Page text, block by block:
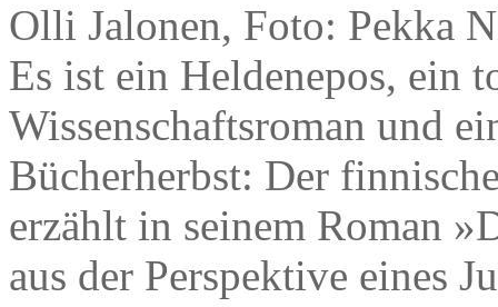
Olli Jalonen, Foto: Pekka
Es ist ein Heldenepos, ein
Wissenschaftsroman und
Bücherherbst: Der
erzählt in seinem Roman
aus der Perspektive eines